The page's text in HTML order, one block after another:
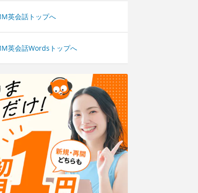
英会話トップへ
英会話Wordsトップへ